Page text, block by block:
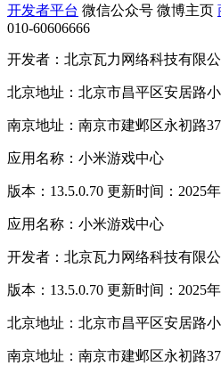
开发者平台 微信公众号 微博主页
010-60606666
开发者：北京瓦力网络科技有限公
北京地址：北京市昌平区安居路
南京地址：南京市建邺区永初路
应用名称：小米游戏中心
版本：13.5.0.70 更新时间：2025
应用名称：小米游戏中心
开发者：北京瓦力网络科技有限
版本：13.5.0.70 更新时间：2025
北京地址：北京市昌平区安居路
南京地址：南京市建邺区永初路